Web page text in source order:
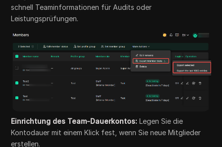
schnell Teaminformationen für Audits oder
Leistungsprüfungen.
Einrichtung des Team-Dauerkontos: Legen Sie die
Kontodauer mit einem Klick fest, wenn Sie neue Mitglieder
erstellen.